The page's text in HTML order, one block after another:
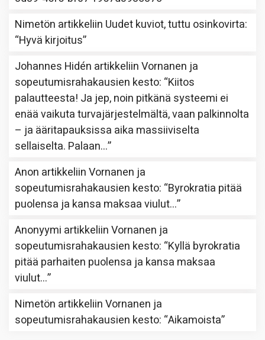
Nimetön artikkeliin Uudet kuviot, tuttu osinkovirta:
“Hyvä kirjoitus”
Johannes Hidén artikkeliinVornanen ja
sopeutumisrahakausien kesto: “Kiitos
palautteesta! Ja jep, noin pitkänä systeemi ei
enää vaikuta turvajärjestelmältä, vaan palkinnolta
– ja ääritapauksissa aika massiiviselta
sellaiselta. Palaan…”
Anon artikkeliinVornanen ja
sopeutumisrahakausien kesto: “Byrokratia pitää
puolensa ja kansa maksaa viulut…”
Anonyymi artikkeliinVornanen ja
sopeutumisrahakausien kesto: “Kyllä byrokratia
pitää parhaiten puolensa ja kansa maksaa
viulut…”
Nimetön artikkeliinVornanen ja
sopeutumisrahakausien kesto: “Aikamoista”